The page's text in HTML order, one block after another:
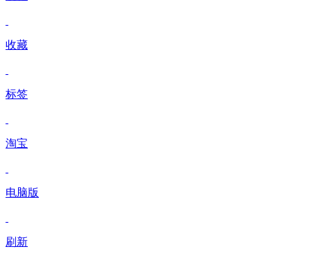
收藏
标签
淘宝
电脑版
刷新